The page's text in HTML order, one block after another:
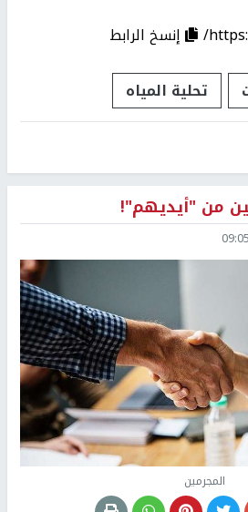
إنسخ الرابط
تحلية المياه
من "أيديهم"!
المجرمين